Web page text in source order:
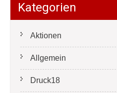
Kategorien
Aktionen
Allgemein
Druck18